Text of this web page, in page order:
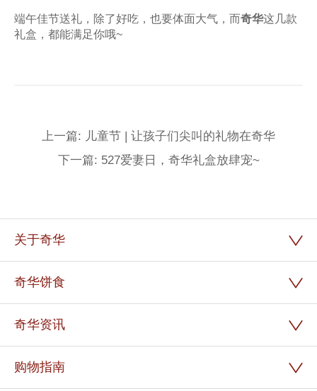
端午佳节送礼，除了好吃，也要体面大气，而奇华这几款
礼盒，都能满足你哦~
上一篇: 儿童节 | 让孩子们尖叫的礼物在奇华
下一篇: 527爱妻日，奇华礼盒放肆宠~
关于奇华
奇华饼食
奇华资讯
购物指南